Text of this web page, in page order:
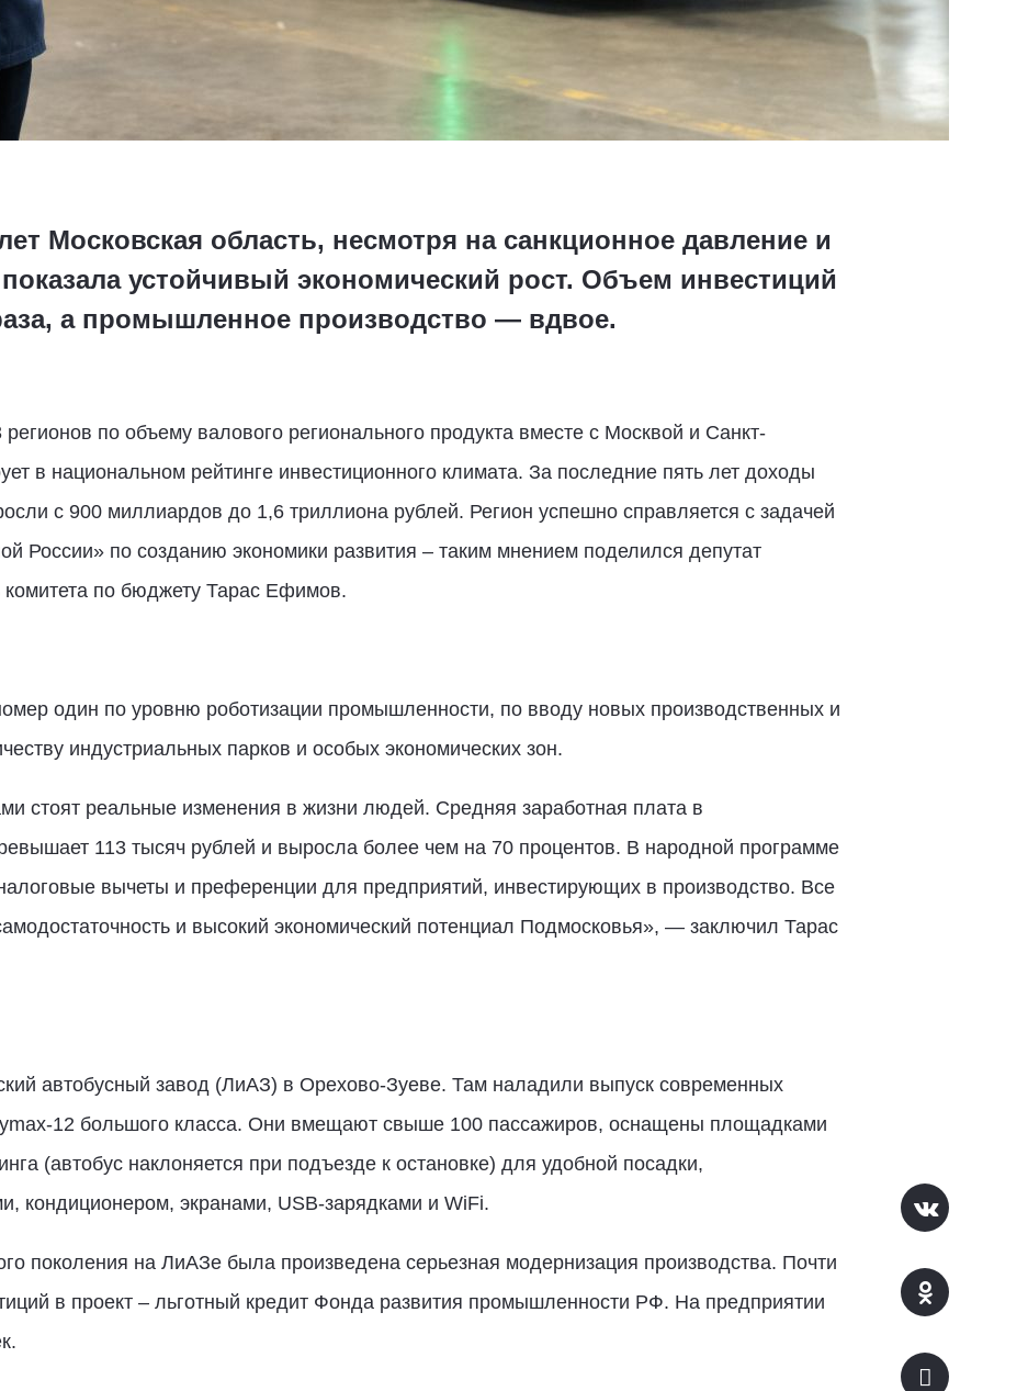
Московская область, несмотря на санкционное давление и
устойчивый экономический рост. Объем инвестиций
а промышленное производство — вдвое.
по объему валового регионального продукта вместе с Москвой и Санкт-
в национальном рейтинге инвестиционного климата. За последние пять лет доходы
с 900 миллиардов до 1,6 триллиона рублей. Регион успешно справляется с задачей
России» по созданию экономики развития – таким мнением поделился депутат
по бюджету Тарас Ефимов.
один по уровню роботизации промышленности, по вводу новых производственных и
индустриальных парков и особых экономических зон.
стоят реальные изменения в жизни людей. Средняя заработная плата в
113 тысяч рублей и выросла более чем на 70 процентов. В народной программе
вычеты и преференции для предприятий, инвестирующих в производство. Все
и высокий экономический потенциал Подмосковья», — заключил Тарас
автобусный завод (ЛиАЗ) в Орехово-Зуеве. Там наладили выпуск современных
12 большого класса. Они вмещают свыше 100 пассажиров, оснащены площадками
(автобус наклоняется при подъезде к остановке) для удобной посадки,
кондиционером, экранами, USB-зарядками и WiFi.
поколения на ЛиАЗе была произведена серьезная модернизация производства. Почти
в проект – льготный кредит Фонда развития промышленности РФ. На предприятии